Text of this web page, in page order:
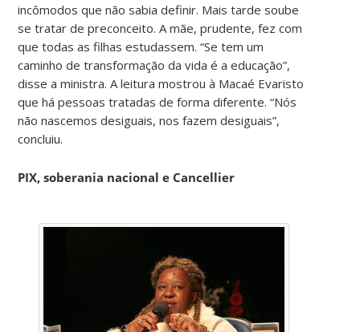
incômodos que não sabia definir. Mais tarde soube
se tratar de preconceito. A mãe, prudente, fez com
que todas as filhas estudassem. “Se tem um
caminho de transformação da vida é a educação”,
disse a ministra. A leitura mostrou à Macaé Evaristo
que há pessoas tratadas de forma diferente. “Nós
não nascemos desiguais, nos fazem desiguais”,
concluiu.
PIX, soberania nacional e Cancellier